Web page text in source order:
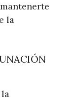
la
la